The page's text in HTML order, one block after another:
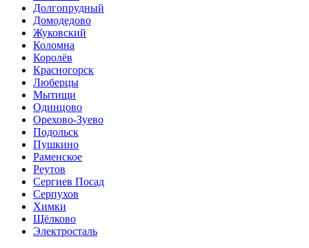
Долгопрудный
Домодедово
Жуковский
Коломна
Королёв
Красногорск
Люберцы
Мытищи
Одинцово
Орехово-Зуево
Подольск
Пушкино
Раменское
Реутов
Сергиев Посад
Серпухов
Химки
Щёлково
Электросталь